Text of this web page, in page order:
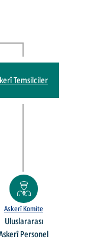
Temsilciler
Askerî Komite
Uluslararası
Personel